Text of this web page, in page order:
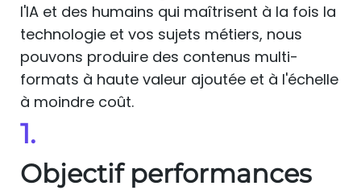
l'IA et des humains qui maîtrisent à la fois la
technologie et vos sujets métiers, nous
pouvons produire des contenus multi-
formats à haute valeur ajoutée et à l'échelle
à moindre coût.
1.
Objectif performances